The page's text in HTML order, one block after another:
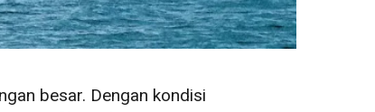
besar. Dengan kondisi